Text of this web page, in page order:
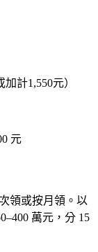
加計1,550元）
元
領或按月領。以
萬元 ，分 15